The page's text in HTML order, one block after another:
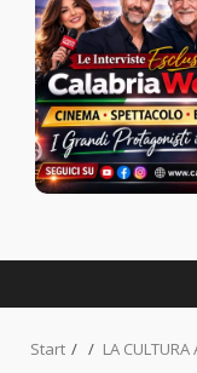
Start LA CULTURA